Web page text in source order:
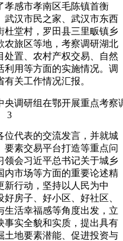
孝感市孝南区毛陈镇首衡
武汉市民之家、武汉市东西
杜堂村，罗田县三里畈镇乡
农旅区等地，考察调研湖北
处置、农村产权交易、自然
利用等方面的实施情况。调
关工作情况汇报。
位代表的交流发言，并就城
素交易平台打造等重点问
领会习近平总书记关于城乡
内市场等方面的重要论述精
新行动，坚持以人民为中
房子、好小区、好社区、
生活幸福感等角度出发，立
事实全貌和实质，提出具有
土地要素潜能、促进投资与